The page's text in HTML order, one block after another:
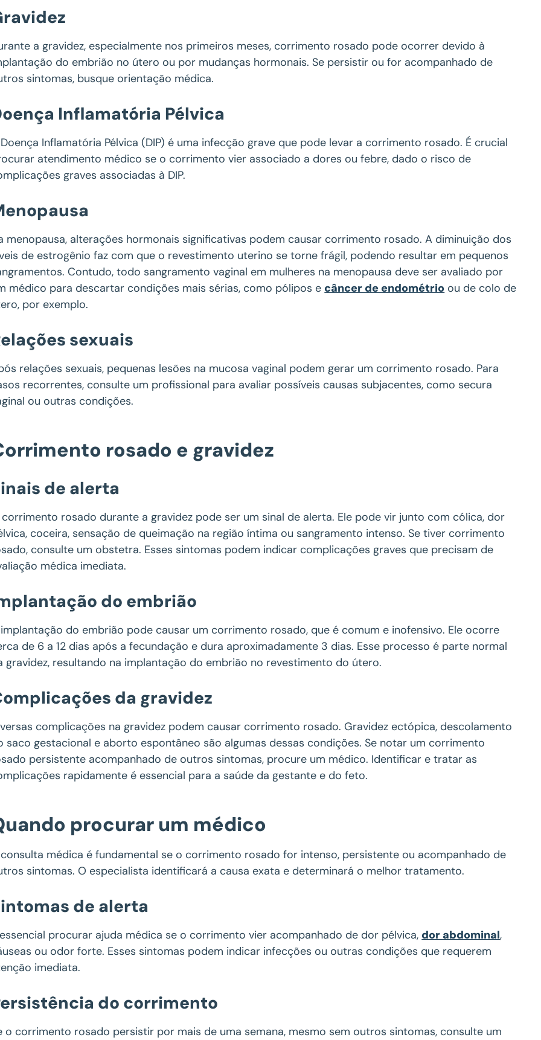
a gravidez, especialmente nos primeiros meses, corrimento rosado pode ocorrer devido à
do embrião no útero ou por mudanças hormonais. Se persistir ou for acompanhado de
sintomas, busque orientação médica.
Inflamatória Pélvica
Inflamatória Pélvica (DIP) é uma infecção grave que pode levar a corrimento rosado. É crucial
atendimento médico se o corrimento vier associado a dores ou febre, dado o risco de
graves associadas à DIP.
menopausa, alterações hormonais significativas podem causar corrimento rosado. A diminuição dos
de estrogênio faz com que o revestimento uterino se torne frágil, podendo resultar em pequenos
Contudo, todo sangramento vaginal em mulheres na menopausa deve ser avaliado por
médico para descartar condições mais sérias, como pólipos e câncer de endométrio ou de colo de
por exemplo.
sexuais
relações sexuais, pequenas lesões na mucosa vaginal podem gerar um corrimento rosado. Para
recorrentes, consulte um profissional para avaliar possíveis causas subjacentes, como secura
ou outras condições.
rosado e gravidez
de alerta
corrimento rosado durante a gravidez pode ser um sinal de alerta. Ele pode vir junto com cólica, dor
coceira, sensação de queimação na região íntima ou sangramento intenso. Se tiver corrimento
consulte um obstetra. Esses sintomas podem indicar complicações graves que precisam de
médica imediata.
do embrião
do embrião pode causar um corrimento rosado, que é comum e inofensivo. Ele ocorre
de 6 a 12 dias após a fecundação e dura aproximadamente 3 dias. Esse processo é parte normal
gravidez, resultando na implantação do embrião no revestimento do útero.
da gravidez
complicações na gravidez podem causar corrimento rosado. Gravidez ectópica, descolamento
saco gestacional e aborto espontâneo são algumas dessas condições. Se notar um corrimento
persistente acompanhado de outros sintomas, procure um médico. Identificar e tratar as
rapidamente é essencial para a saúde da gestante e do feto.
procurar um médico
médica é fundamental se o corrimento rosado for intenso, persistente ou acompanhado de
sintomas. O especialista identificará a causa exata e determinará o melhor tratamento.
de alerta
procurar ajuda médica se o corrimento vier acompanhado de dor pélvica, dor abdominal,
ou odor forte. Esses sintomas podem indicar infecções ou outras condições que requerem
imediata.
do corrimento
o corrimento rosado persistir por mais de uma semana, mesmo sem outros sintomas, consulte um